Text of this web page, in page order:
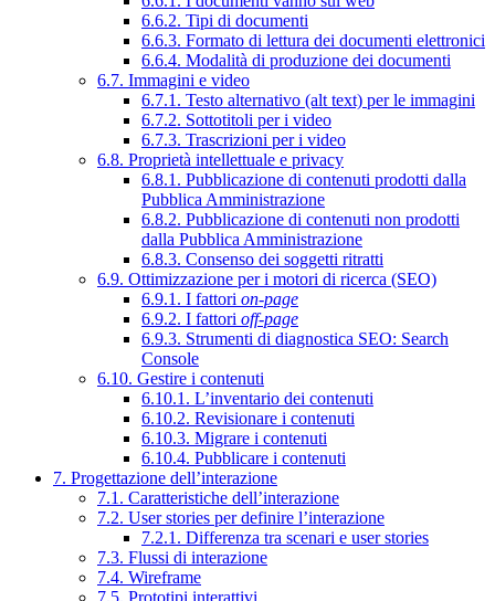
6.6.2. Tipi di documenti
6.6.3. Formato di lettura dei documenti elettronici
6.6.4. Modalità di produzione dei documenti
6.7. Immagini e video
6.7.1. Testo alternativo (alt text) per le immagini
6.7.2. Sottotitoli per i video
6.7.3. Trascrizioni per i video
6.8. Proprietà intellettuale e privacy
6.8.1. Pubblicazione di contenuti prodotti dalla
Pubblica Amministrazione
6.8.2. Pubblicazione di contenuti non prodotti
dalla Pubblica Amministrazione
6.8.3. Consenso dei soggetti ritratti
6.9. Ottimizzazione per i motori di ricerca (SEO)
6.9.1. I fattori on-page
6.9.2. I fattori off-page
6.9.3. Strumenti di diagnostica SEO: Search
Console
6.10. Gestire i contenuti
6.10.1. L’inventario dei contenuti
6.10.2. Revisionare i contenuti
6.10.3. Migrare i contenuti
6.10.4. Pubblicare i contenuti
7. Progettazione dell’interazione
7.1. Caratteristiche dell’interazione
7.2. User stories per definire l’interazione
7.2.1. Differenza tra scenari e user stories
7.3. Flussi di interazione
7.4. Wireframe
7.5. Prototipi interattivi